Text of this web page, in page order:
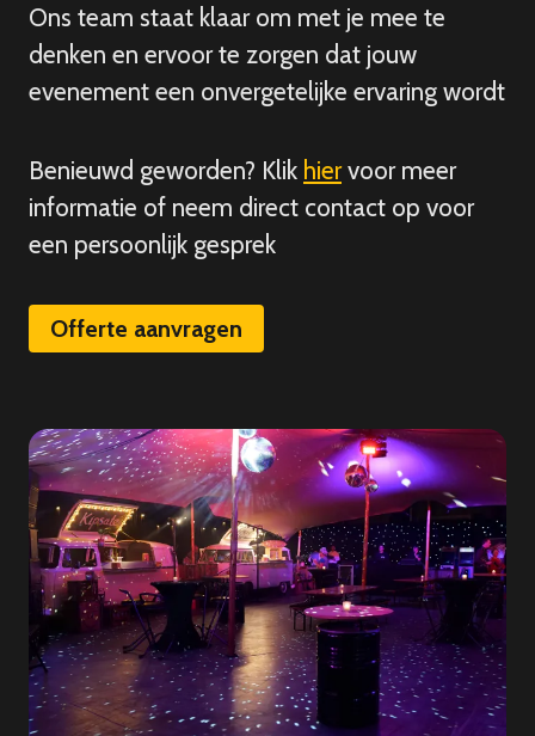
Ons team staat klaar om met je mee te
denken en ervoor te zorgen dat jouw
evenement een onvergetelijke ervaring wordt
Benieuwd geworden? Klik hiervoor meer
informatie of neem direct contact op voor
een persoonlijk gesprek
Offerte aanvragen